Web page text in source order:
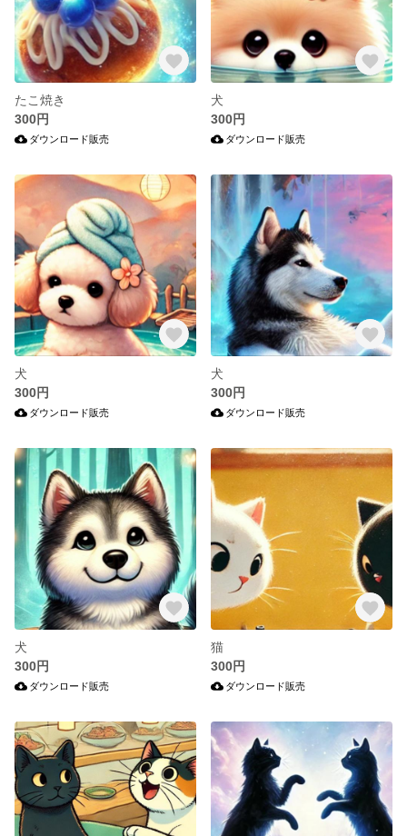
たこ焼き
300円
ダウンロード販売
犬
300円
ダウンロード販売
犬
300円
ダウンロード販売
犬
300円
ダウンロード販売
犬
300円
ダウンロード販売
猫
300円
ダウンロード販売